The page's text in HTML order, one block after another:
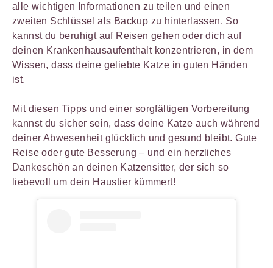
alle wichtigen Informationen zu teilen und einen
zweiten Schlüssel als Backup zu hinterlassen. So
kannst du beruhigt auf Reisen gehen oder dich auf
deinen Krankenhausaufenthalt konzentrieren, in dem
Wissen, dass deine geliebte Katze in guten Händen
ist.
Mit diesen Tipps und einer sorgfältigen Vorbereitung
kannst du sicher sein, dass deine Katze auch während
deiner Abwesenheit glücklich und gesund bleibt. Gute
Reise oder gute Besserung – und ein herzliches
Dankeschön an deinen Katzensitter, der sich so
liebevoll um dein Haustier kümmert!